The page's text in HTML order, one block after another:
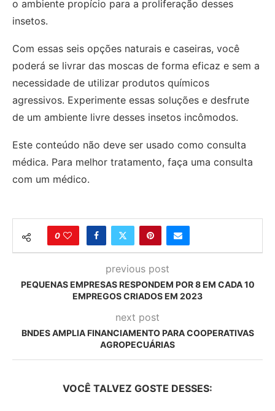
o ambiente propício para a proliferação desses
insetos.
Com essas seis opções naturais e caseiras, você
poderá se livrar das moscas de forma eficaz e sem a
necessidade de utilizar produtos químicos
agressivos. Experimente essas soluções e desfrute
de um ambiente livre desses insetos incômodos.
Este conteúdo não deve ser usado como consulta
médica. Para melhor tratamento, faça uma consulta
com um médico.
0
previous post
PEQUENAS EMPRESAS RESPONDEM POR 8 EM CADA 10
EMPREGOS CRIADOS EM 2023
next post
BNDES AMPLIA FINANCIAMENTO PARA COOPERATIVAS
AGROPECUÁRIAS
VOCÊ TALVEZ GOSTE DESSES: